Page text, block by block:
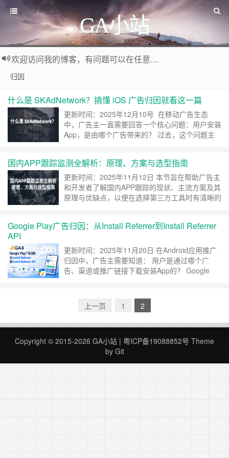
GA小站
欢迎访问我的博客，有问题可以在任意文章底部留言评论
归因
什么是 SKAdNetwork？搞懂 iOS 广告归因就看这一篇
更新时间：2025年12月10号 在移动广告生态
中，广告主一直需要回答一个核心问题：用户安装
App，是由哪个广告带来的？ 过去，这个问题主
引入 ATT制后，用户必须主动授权应用访问
IDFA，大量用户选择拒绝授权，传统广告归因方
式受到巨大影响。 为了解决这……
继续阅读 »
国内APP跟踪监测全解析：原理、方案与选型指南
更新时间：2025年11月12日 本节旨在帮助广告主
和开发者了解国内APP跟踪的现状、主流方案及其
原理与优缺点，以便在选择第三方工具时有清晰的
激活使用。在这个过程中，不同参与者可以获取不
况，用于优化投放 应用市场：记录……继续阅读
»
Google Play广告归因：从Install Referrer到Install Referrer
API
更新时间：2025年11月20日 在Android应用推广
归因中，广告主需要知道： 用户是通过哪个广
告、渠道或推广链接下载安装App的？ Google
渐被废弃。 从2020年3月开始，Google Play改用
Play Install R……
继续阅读 »
上一页 1 2
Copyright © 2015-2026 GA小站 | 粤ICP备19088852号 Theme
by Git